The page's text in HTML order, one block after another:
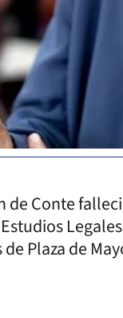
de Conte
Plaza de